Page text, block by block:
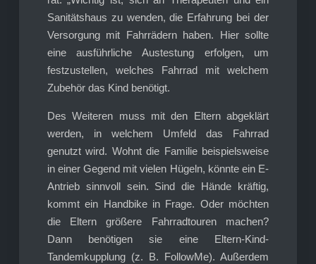
Sanitätshaus zu wenden, die Erfahrung bei der
Versorgung mit Fahrrädern haben. Hier sollte
eine ausführliche Austestung erfolgen, um
festzustellen, welches Fahrrad mit welchem
Zubehör das Kind benötigt.
Des Weiteren muss mit den Eltern abgeklärt
werden, in welchem Umfeld das Fahrrad
genutzt wird. Wohnt die Familie beispielsweise
in einer Gegend mit vielen Hügeln, könnte ein E-
Antrieb sinnvoll sein. Sind die Hände kräftig,
kommt ein Handbike in Frage. Oder möchten
die Eltern größere Fahrradtouren machen?
Dann benötigen sie eine Eltern-Kind-
Tandemkupplung (z. B. FollowMe). Außerdem